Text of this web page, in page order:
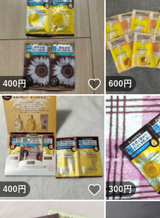
400円 いいね！
600円
400円 いいね！
300円